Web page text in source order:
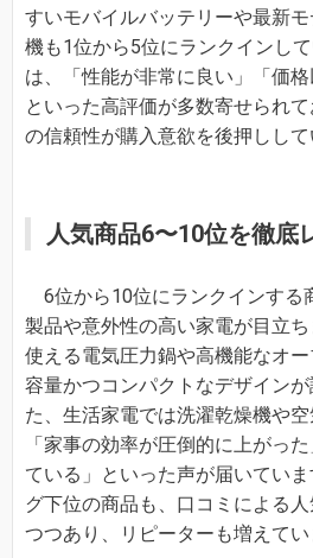
すいモバイルバッテリーや最新
機も1位から5位にランクインし
は、「性能が非常に良い」「価格
といった高評価が多数寄せられ
の信頼性が購入意欲を後押しして
人気商品6〜10位を徹底
6位から10位にランクインする
製品や意外性の高い家電が目立
使える電気圧力鍋や高機能なオ
容量かつコンパクトなデザイン
た、生活家電では洗濯乾燥機や
「家事の効率が圧倒的に上がっ
ている」といった声が届いてい
グ下位の商品も、口コミによる
つつあり、リピーターも増えてい